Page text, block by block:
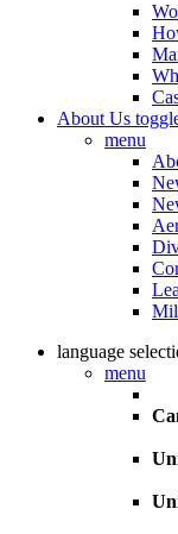
About Us
menu
language
menu